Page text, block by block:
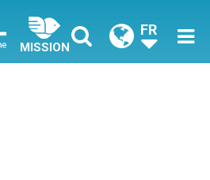
MISSION
FR